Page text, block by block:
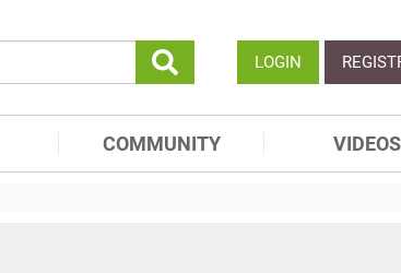
LOGIN
COMMUNITY VIDEOS